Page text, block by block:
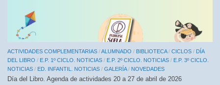
ACTIVIDADES COMPLEMENTARIAS /ALUMNADO / BIBLIOTECA/ CICLOS / DÍA
DEL LIBRO / E.P. 1º CICLO. NOTICIAS / E.P. 2º CICLO. NOTICIAS / E.P. 3º CICLO.
NOTICIAS / ED. INFANTIL. NOTICIAS / GALERÍA/ NOVEDADES
Día del Libro. Agenda de actividades 20 a 27 de abril de 2026